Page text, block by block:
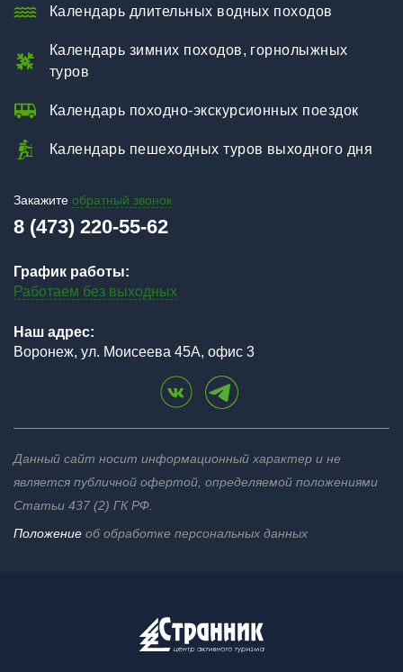
Календарь длительных водных походов
Календарь зимних походов, горнолыжных
туров
Календарь походно-экскурсионных поездок
Календарь пешеходных туров выходного дня
Закажите обратный звонок
8 (473) 220-55-62
График работы:
Работаем без выходных
Наш адрес:
Воронеж, ул. Моисеева 45А, офис 3
Данный сайт носит информационный характер и не
является публичной офертой, определяемой положениями
Статьи 437 (2) ГК РФ.
Положение об обработке персональных данных